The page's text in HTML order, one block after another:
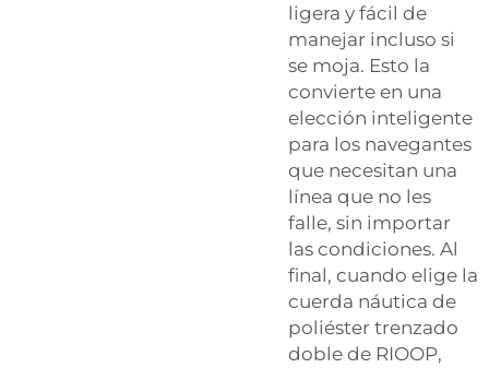
ligera y fácil de
manejar incluso si
se moja. Esto la
convierte en una
elección inteligente
para los navegantes
que necesitan una
línea que no les
falle, sin importar
las condiciones. Al
final, cuando elige la
cuerda náutica de
poliéster trenzado
doble de RIOOP,